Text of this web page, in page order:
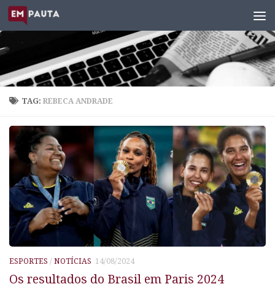
Skip to content
TAG:REBECA ANDRADE
ESPORTES / NOTÍCIAS 14/08/2024
Os resultados do Brasil em Paris 2024